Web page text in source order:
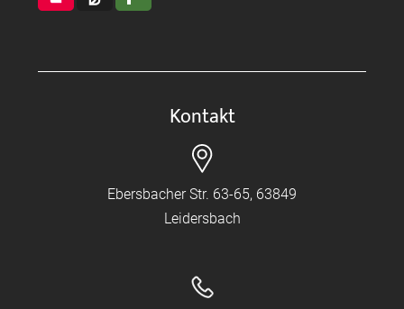
Kontakt
Ebersbacher Str. 63-65, 63849
Leidersbach